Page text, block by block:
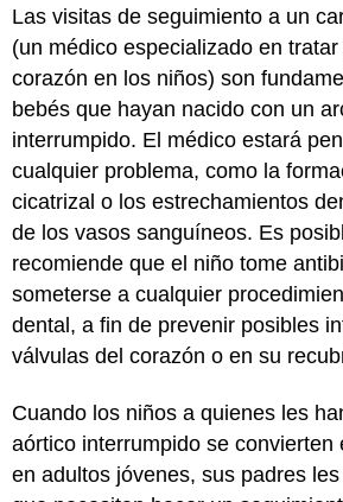
Las visitas de seguimiento a un
(un médico especializado en
corazón en los niños) son
bebés que hayan nacido con un
interrumpido. El médico estará
cualquier problema, como la
cicatrizal o los estrechamientos
de los vasos sanguíneos. Es
recomiende que el niño tome
someterse a cualquier
dental, a fin de prevenir posibles
válvulas del corazón o en su
Cuando los niños a quienes les
aórtico interrumpido se convierten
en adultos jóvenes, sus padres